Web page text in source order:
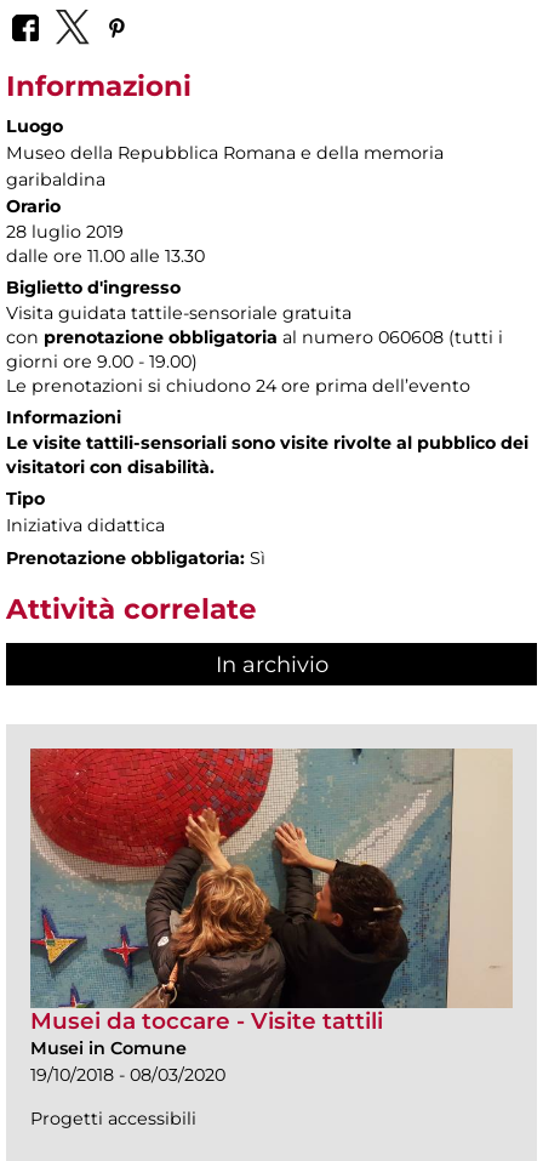
Informazioni
Luogo
Museo della Repubblica Romana e della memoria
garibaldina
Orario
28 luglio 2019
dalle ore 11.00 alle 13.30
Biglietto d'ingresso
Visita guidata tattile-sensoriale gratuita
con prenotazione obbligatoria al numero 060608 (tutti i
giorni ore 9.00 - 19.00)
Le prenotazioni si chiudono 24 ore prima dell’evento
Informazioni
Le visite tattili-sensoriali sono visite rivolte al pubblico dei
visitatori con disabilità.
Tipo
Iniziativa didattica
Prenotazione obbligatoria: Sì
Attività correlate
In archivio
Musei da toccare - Visite tattili
Musei in Comune
19/10/2018 - 08/03/2020
Progetti accessibili